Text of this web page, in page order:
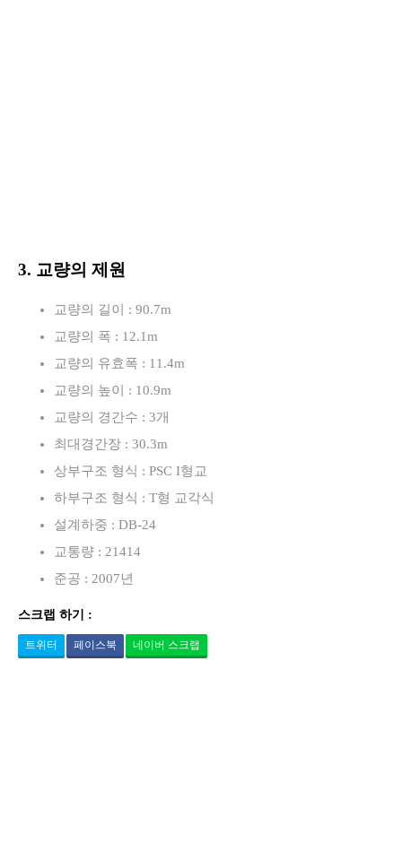
3. 교량의 제원
교량의 길이 : 90.7m
교량의 폭 : 12.1m
교량의 유효폭 : 11.4m
교량의 높이 : 10.9m
교량의 경간수 : 3개
최대경간장 : 30.3m
상부구조 형식 : PSC I형교
하부구조 형식 : T형 교각식
설계하중 : DB-24
교통량 : 21414
준공 : 2007년
스크랩 하기 :
트위터 페이스북 네이버 스크랩